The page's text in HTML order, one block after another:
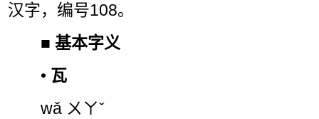
汉字，编号108。
■基本字义
• 瓦
wǎ ㄨㄚˇ